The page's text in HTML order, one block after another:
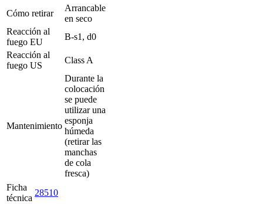
Cómo retirar
Arrancable
en seco
Reacción al
fuego EU
B-s1, d0
Reacción al
fuego US
Class A
Mantenimiento
Durante la
colocación
se puede
utilizar una
esponja
húmeda
(retirar las
manchas
de cola
fresca)
Ficha
técnica
28510